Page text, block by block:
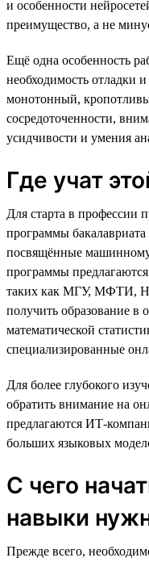
и особенности
преимущество, а не
Ещё одна особенность
необходимость отладки
монотонный,
сосредоточенности,
усидчивости и умения
Где учат
Для старта в профессии
программы
посвящённые
программы
таких как МГУ, МФТИ,
получить образование в
математической
специализированные
Для более глубокого
обратить внимание на
предлагаются ИТ-
больших языковых
С чего
навыки
Прежде всего,